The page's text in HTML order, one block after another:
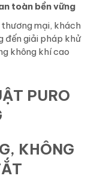
toàn bền vững
mại, khách
đến giải pháp khử
không khí cao
PURO
KHÔNG